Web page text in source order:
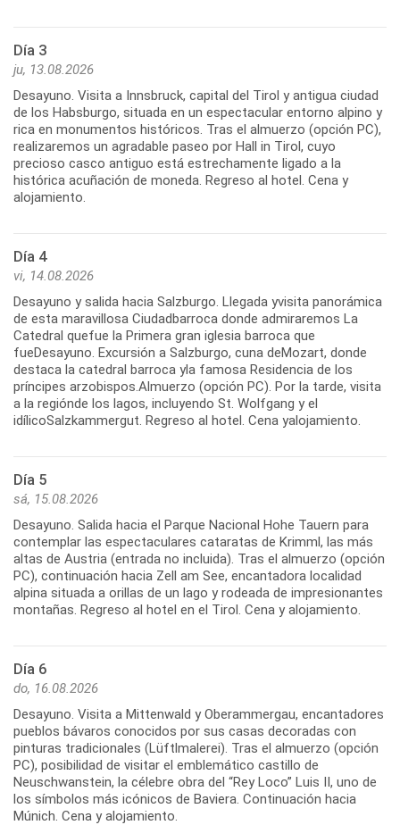
Día 3
ju, 13.08.2026
Desayuno. Visita a Innsbruck, capital del Tirol y antigua ciudad
de los Habsburgo, situada en un espectacular entorno alpino y
rica en monumentos históricos. Tras el almuerzo (opción PC),
realizaremos un agradable paseo por Hall in Tirol, cuyo
precioso casco antiguo está estrechamente ligado a la
histórica acuñación de moneda. Regreso al hotel. Cena y
alojamiento.
Día 4
vi, 14.08.2026
Desayuno y salida hacia Salzburgo. Llegada yvisita panorámica
de esta maravillosa Ciudadbarroca donde admiraremos La
Catedral quefue la Primera gran iglesia barroca que
fueDesayuno. Excursión a Salzburgo, cuna deMozart, donde
destaca la catedral barroca yla famosa Residencia de los
príncipes arzobispos.Almuerzo (opción PC). Por la tarde, visita
a la regiónde los lagos, incluyendo St. Wolfgang y el
idílicoSalzkammergut. Regreso al hotel. Cena yalojamiento.
Día 5
sá, 15.08.2026
Desayuno. Salida hacia el Parque Nacional Hohe Tauern para
contemplar las espectaculares cataratas de Krimml, las más
altas de Austria (entrada no incluida). Tras el almuerzo (opción
PC), continuación hacia Zell am See, encantadora localidad
alpina situada a orillas de un lago y rodeada de impresionantes
montañas. Regreso al hotel en el Tirol. Cena y alojamiento.
Día 6
do, 16.08.2026
Desayuno. Visita a Mittenwald y Oberammergau, encantadores
pueblos bávaros conocidos por sus casas decoradas con
pinturas tradicionales (Lüftlmalerei). Tras el almuerzo (opción
PC), posibilidad de visitar el emblemático castillo de
Neuschwanstein, la célebre obra del “Rey Loco” Luis II, uno de
los símbolos más icónicos de Baviera. Continuación hacia
Múnich. Cena y alojamiento.